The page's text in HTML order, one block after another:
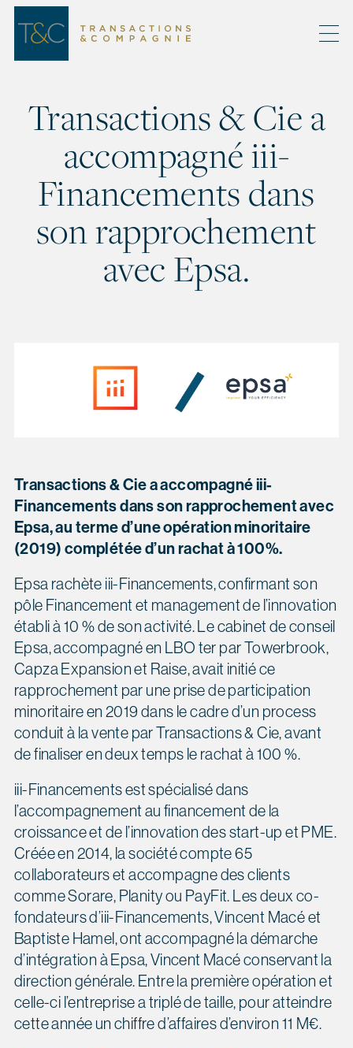
Transactions & Cie a
accompagné iii-
Financements dans
son rapprochement
avec Epsa.
Transactions & Cie a accompagnéiii-
Financementsdanssonrapprochement avec
Epsa, au terme d’une opération minoritaire
(2019) complétée d’un rachat à 100%.
Epsa rachète iii-Financements, confirmant son
pôle Financement et management de l’innovation
établi à 10 % de son activité. Le cabinet de conseil
Epsa, accompagné en LBO ter par Towerbrook,
Capza Expansion et Raise, avait initié ce
rapprochement par une prise de participation
minoritaire en 2019 dans le cadre d’un process
conduit à la vente par Transactions & Cie, avant
de finaliser en deux temps le rachat à 100 %.
iii-Financements est spécialisé dans
l’accompagnement au financement de la
croissance et de l’innovation des start-up et PME.
Créée en 2014, la société compte 65
collaborateurs et accompagne des clients
comme Sorare, Planity ou PayFit. Les deux co-
fondateurs d’iii-Financements, Vincent Macé et
Baptiste Hamel, ont accompagné la démarche
d’intégration à Epsa, Vincent Macé conservant la
direction générale. Entre la première opération et
celle-ci l’entreprise a triplé de taille, pour atteindre
cette année un chiffre d’affaires d’environ 11 M€.